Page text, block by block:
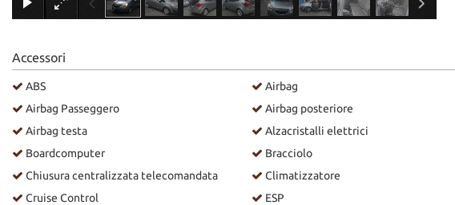
Accessori
ABS
Airbag Passeggero
Airbag testa
Boardcomputer
Chiusura centralizzata telecomandata
Cruise Control
Airbag
Airbag posteriore
Alzacristalli elettrici
Bracciolo
Climatizzatore
ESP